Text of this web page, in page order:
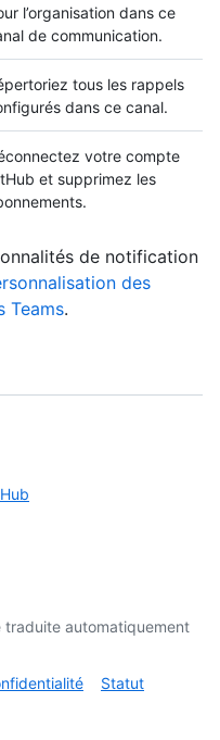
l’organisation dans ce
de communication.
tous les rappels
dans ce canal.
votre compte
et supprimez les
de notification
des
Teams.
automatiquement
Statut